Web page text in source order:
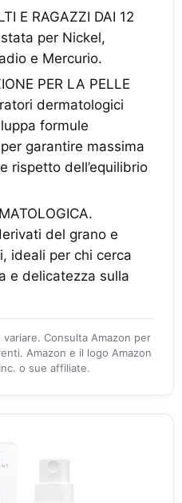
E RAGAZZI DAI 12
per Nickel,
e Mercurio.
PER LA PELLE
dermatologici
formule
garantire massima
rispetto dell’equilibrio
del grano e
ideali per chi cerca
e delicatezza sulla
Consulta Amazon per
Amazon e il logo Amazon
o sue affiliate.